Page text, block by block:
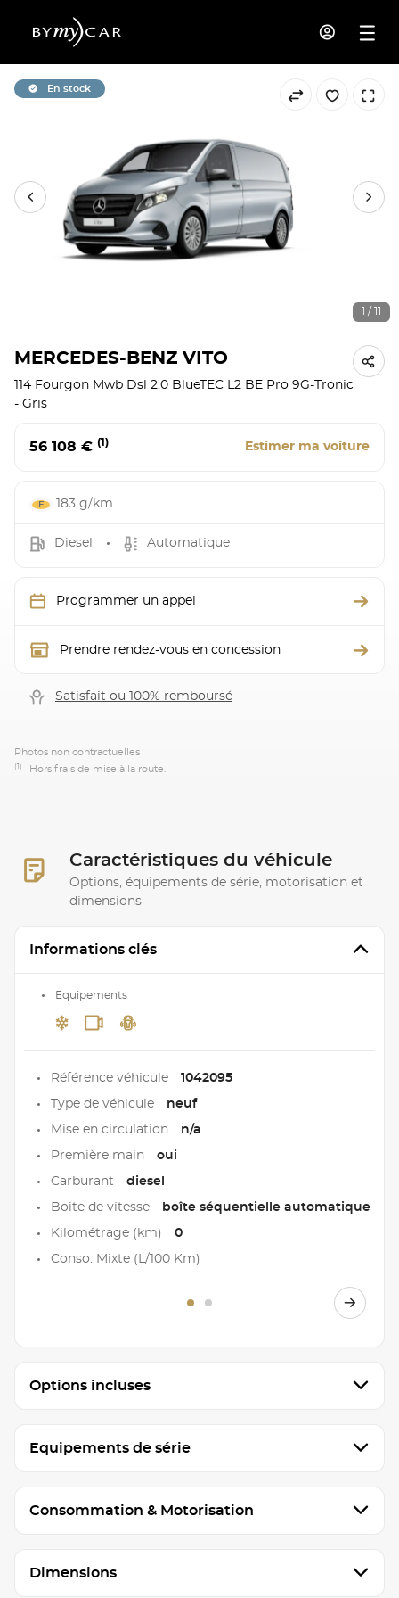
En stock
1 / 11
MERCEDES-BENZ VITO
114 Fourgon Mwb Dsl 2.0 BlueTEC L2 BE Pro 9G-Tronic
- Gris
56 108 € (1) Estimer ma voiture
183 g/km
Diesel Automatique
Programmer un appel
Prendre rendez-vous en concession
Satisfait ou 100% remboursé
Photos non contractuelles
(1) Hors frais de mise à la route.
Caractéristiques du véhicule
Options, équipements de série, motorisation et
dimensions
Informations clés
Equipements
Référence véhicule 1042095
Type de véhicule neuf
Mise en circulation n/a
Première main oui
Carburant diesel
Boite de vitesse boîte séquentielle automatique
Kilométrage (km) 0
Conso. Mixte (L/100 Km)
Options incluses
Equipements de série
Consommation & Motorisation
Dimensions